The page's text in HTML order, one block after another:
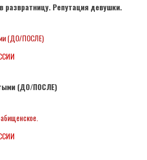
Репутация девушки.
(ДО/ПОСЛЕ)
(ДО/ПОСЛЕ)